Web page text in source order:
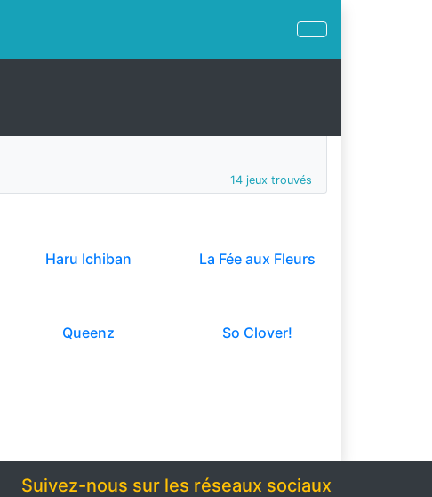
14 jeux trouvés
Haru Ichiban La Fée aux Fleurs
Queenz So Clover!
Suivez-nous sur les réseaux sociaux